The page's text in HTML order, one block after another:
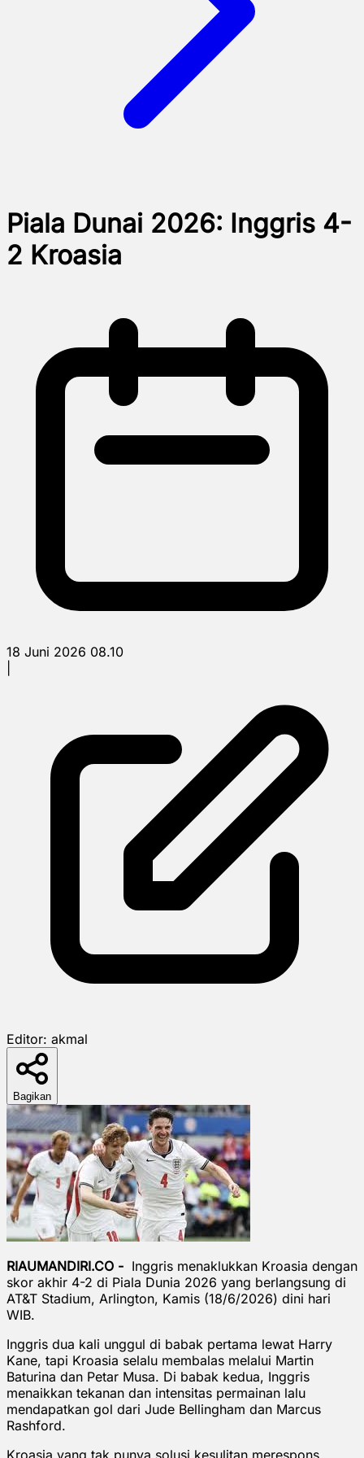
Piala Dunai 2026: Inggris 4-
2 Kroasia
18 Juni 2026 08.10
Editor: akmal
Bagikan
RIAUMANDIRI.CO - Inggris menaklukkan Kroasia dengan
skor akhir 4-2 di Piala Dunia 2026 yang berlangsung di
AT&T Stadium, Arlington, Kamis (18/6/2026) dini hari
WIB.
Inggris dua kali unggul di babak pertama lewat Harry
Kane, tapi Kroasia selalu membalas melalui Martin
Baturina dan Petar Musa. Di babak kedua, Inggris
menaikkan tekanan dan intensitas permainan lalu
mendapatkan gol dari Jude Bellingham dan Marcus
Rashford.
Kroasia yang tak punya solusi kesulitan merespons.